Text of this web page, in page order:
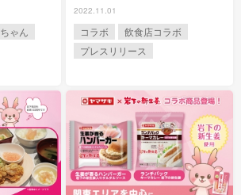
ゃん
2022.11.01
コラボ
飲食店コラボ
プレスリリース